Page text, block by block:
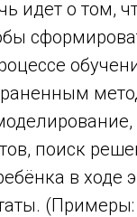
идет о том,
поиск
в ходе